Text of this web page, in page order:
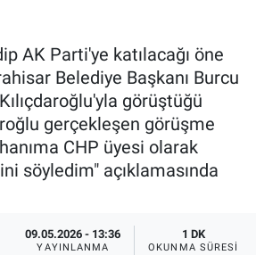
AK Parti'ye katılacağı öne
Belediye Başkanı Burcu
görüştüğü
gerçekleşen görüşme
CHP üyesi olarak
söyledim" açıklamasında
09.05.2026 - 13:36
YAYINLANMA
1 DK
OKUNMA SÜRESI